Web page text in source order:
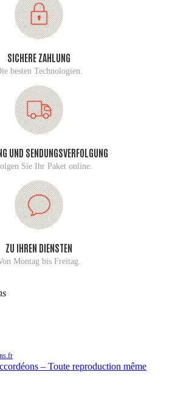
SICHERE ZAHLUNG
besten Technologien.
UND SENDUNGSVERFOLGUNG
Sie Ihr Paket online.
ZU IHREN DIENSTEN
Montag bis Freitag.
– Toute reproduction même